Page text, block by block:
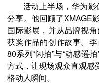
活动上半场，华为影
分享。他回顾了XMAGE
国际影展，并从品牌视
获奖作品的创作故事。
80系列“闪拍”与“动感遥
方式，让现场观众直观感
格动人瞬间。